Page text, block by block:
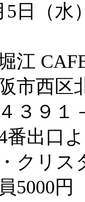
5日（水
江
市西区
３９１
番出口
クリス
5000